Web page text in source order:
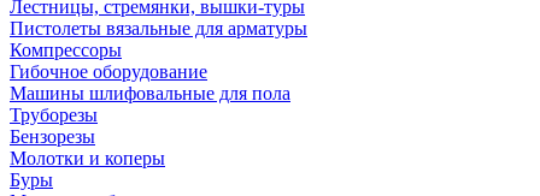
Лестницы, стремянки, вышки-туры
Пистолеты вязальные для арматуры
Компрессоры
Гибочное оборудование
Машины шлифовальные для пола
Труборезы
Бензорезы
Молотки и коперы
Буры